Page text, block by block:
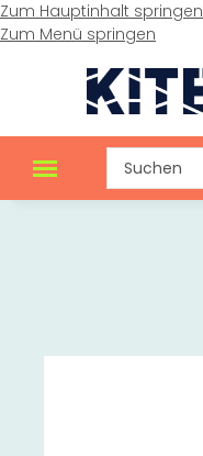
Zum Hauptinhalt springen
Zum Menü springen